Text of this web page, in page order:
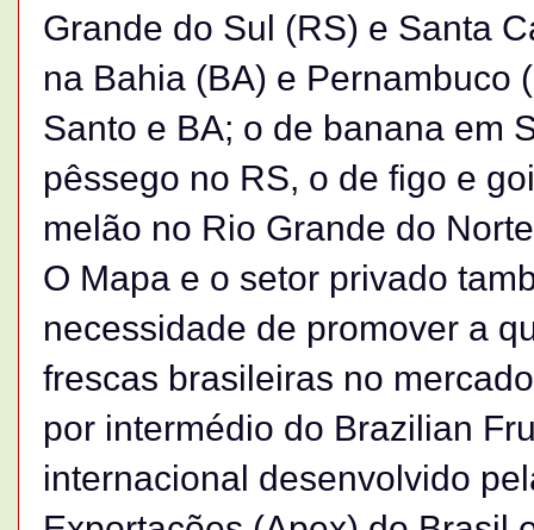
Grande do Sul (RS) e Santa
na Bahia (BA) e Pernambuco
Santo e BA; o de banana em
pêssego no RS, o de figo e
melão no Rio Grande do
O Mapa e o setor privado
necessidade de promover a
frescas brasileiras no
por intermédio do Brazilian
internacional desenvolvido